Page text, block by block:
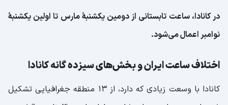
در کانادا، ساعت تابستانی از دومین یکشنبهٔ مارس تا اولین یکشنبهٔ
نوامبر اعمال می‌شود.
اختلاف ساعت ایران و بخش‌های سیزده گانه کانادا
کانادا با وسعت زیادی که دارد، از 13 منطقه جغرافیایی تشکیل